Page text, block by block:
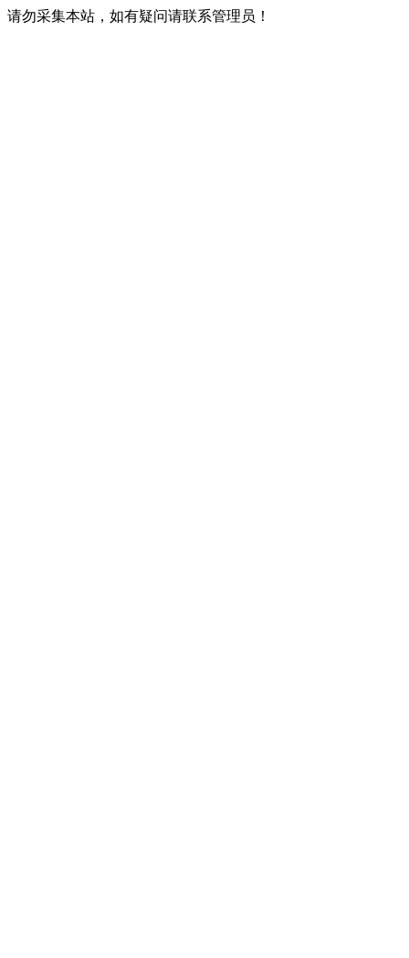
请勿采集本站，如有疑问请联系管理员！